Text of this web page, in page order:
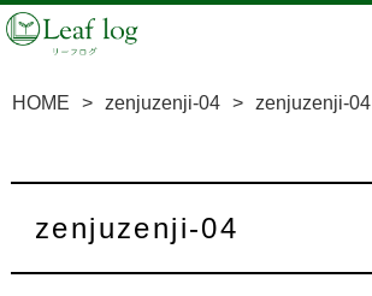
HOME > zenjuzenji-04 > zenjuzenji-04
zenjuzenji-04